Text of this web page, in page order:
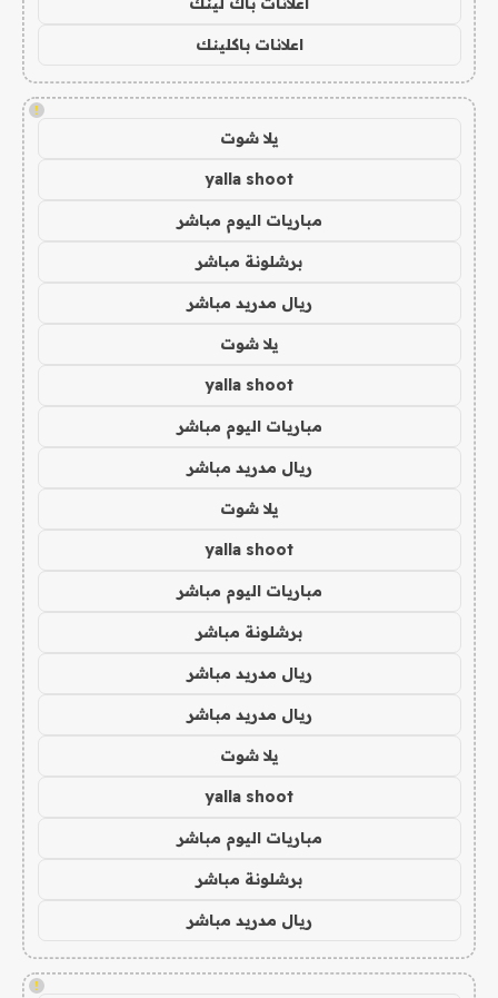
اعلانات باكلينك
!
يلا شوت
yalla shoot
مباريات اليوم مباشر
برشلونة مباشر
ريال مدريد مباشر
يلا شوت
yalla shoot
مباريات اليوم مباشر
ريال مدريد مباشر
يلا شوت
yalla shoot
مباريات اليوم مباشر
برشلونة مباشر
ريال مدريد مباشر
ريال مدريد مباشر
يلا شوت
yalla shoot
مباريات اليوم مباشر
برشلونة مباشر
ريال مدريد مباشر
!